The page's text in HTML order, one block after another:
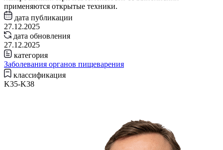
применяются открытые техники.
дата публикации
27.12.2025
дата обновления
27.12.2025
категория
Заболевания органов пищеварения
классификация
K35-K38